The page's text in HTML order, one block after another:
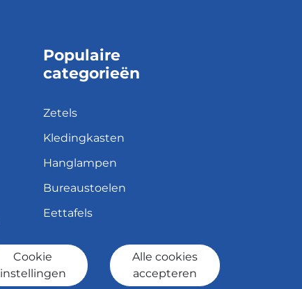
Populaire
categorieën
Zetels
Kledingkasten
Hanglampen
Bureaustoelen
Eettafels
Cookie
instellingen
Alle cookies
accepteren